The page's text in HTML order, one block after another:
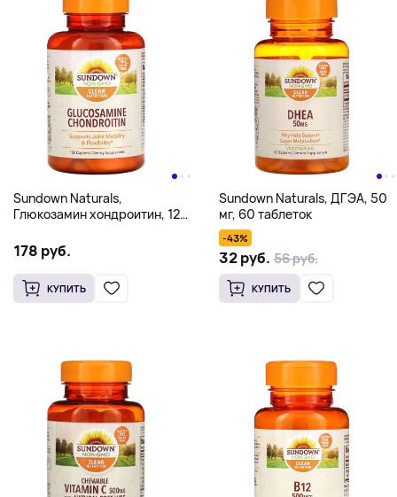
Sundown Naturals,
Глюкозамин хондроитин, 120
178 руб.
КУПИТЬ
Sundown Naturals, ДГЭА, 50
мг, 60 таблеток
-43%
32 руб. 56 руб.
КУПИТЬ